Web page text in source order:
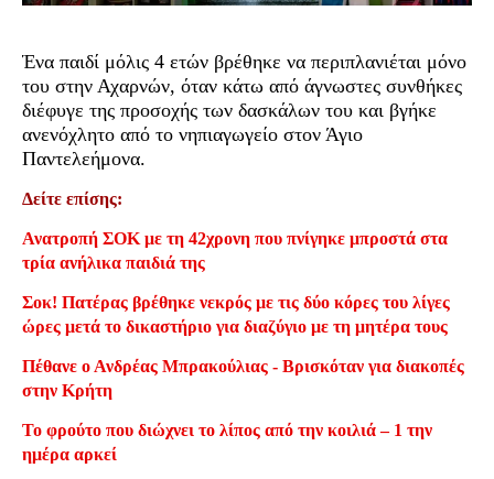
Ένα παιδί μόλις 4 ετών βρέθηκε να περιπλανιέται μόνο
του στην Αχαρνών, όταν κάτω από άγνωστες συνθήκες
διέφυγε της προσοχής των δασκάλων του και βγήκε
ανενόχλητο από το νηπιαγωγείο στον Άγιο
Παντελεήμονα.
Δείτε επίσης:
Ανατροπή ΣΟΚ με τη 42χρονη που πνίγηκε μπροστά στα
τρία ανήλικα παιδιά της
Σοκ! Πατέρας βρέθηκε νεκρός με τις δύο κόρες του λίγες
ώρες μετά το δικαστήριο για διαζύγιο με τη μητέρα τους
Πέθανε ο Ανδρέας Μπρακούλιας - Βρισκόταν για διακοπές
στην Κρήτη
Το φρούτο που διώχνει το λίπος από την κοιλιά – 1 την
ημέρα αρκεί